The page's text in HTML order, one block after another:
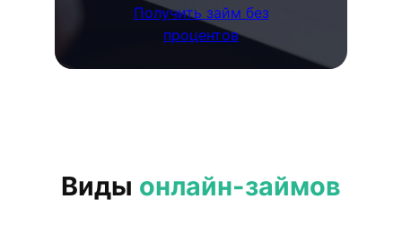
Получить займ без
процентов
Виды онлайн-займов